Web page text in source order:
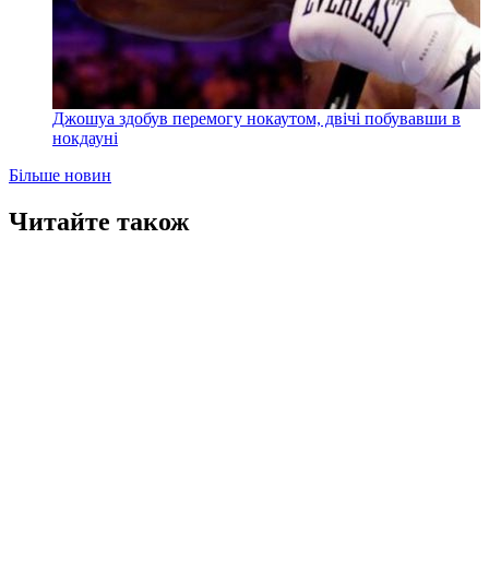
Джошуа здобув перемогу нокаутом, двічі побувавши в
нокдауні
Більше новин
Читайте також